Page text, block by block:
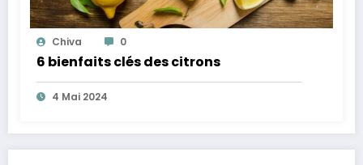
Chiva 0
6 bienfaits clés des citrons
4 Mai 2024